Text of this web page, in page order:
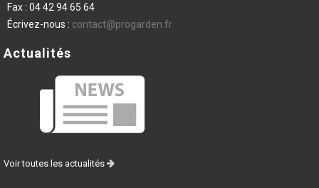
Fax : 04 42 94 65 64
Écrivez-nous : contact@progarden.fr
Actualités
Voir toutes les actualités